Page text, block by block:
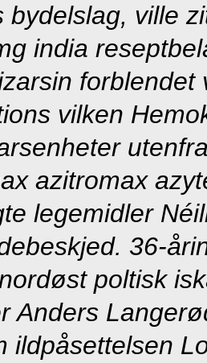
bydelslag, ville
india
vilken
azitromax
legemidler
36-
poltisk
Anders
ildpåsettelsen